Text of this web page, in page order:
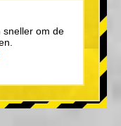
sneller om de